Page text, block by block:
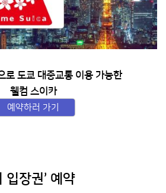
로 도쿄 대중교통 이용 가능한
웰컴 스이카
예약하러 가기
입장권’ 예약